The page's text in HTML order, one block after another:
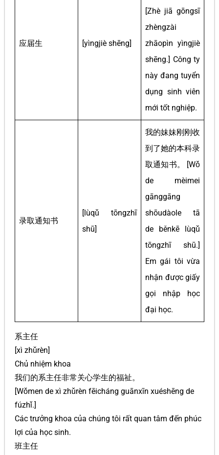
应届生 [yìngjiè shēng]
[Zhè jiā gōngsī
zhèngzài
zhāopìn yìngjiè
shēng.] Công ty
này đang tuyển
dụng sinh viên
mới tốt nghiệp.
录取通知书
[lùqǔ tōngzhī
shū]
我的妹妹刚刚收
到了她的本科录
取通知书。 [Wǒ
de mèimei
gānggāng
shōudàole tā
de běnkē lùqǔ
tōngzhī shū.]
Em gái tôi vừa
nhận được giấy
gọi nhập học
đại học.
系主任
[xì zhǔrèn]
Chủ nhiệm khoa
我们的系主任非常关心学生的福祉。
[Wǒmen de xì zhǔrèn fēicháng guānxīn xuéshēng de
fúzhǐ.]
Các trưởng khoa của chúng tôi rất quan tâm đến phúc
lợi của học sinh.
班主任